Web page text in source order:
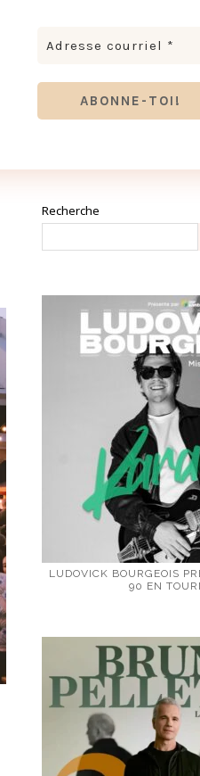
Recherche
LUDOVICK BOURGEOIS
90 EN